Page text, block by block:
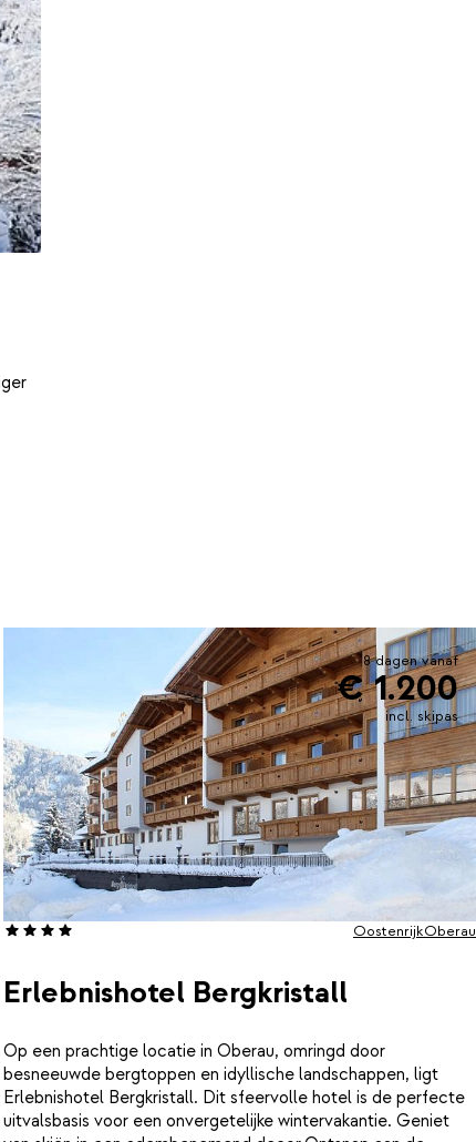
8 dagen vanaf
€ 1.200
incl. skipas
Erlebnishotel Bergkristall
OostenrijkOberau
Op een prachtige locatie in Oberau, omringd door
besneeuwde bergtoppen en idyllische landschappen, ligt
Erlebnishotel Bergkristall. Dit sfeervolle hotel is de perfecte
uitvalsbasis voor een onvergetelijke wintervakantie. Geniet